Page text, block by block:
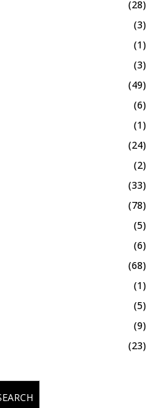
(28)
(3)
(1)
(3)
(49)
(6)
(1)
(24)
(2)
(33)
(78)
(5)
(6)
(68)
(1)
(5)
(9)
(23)